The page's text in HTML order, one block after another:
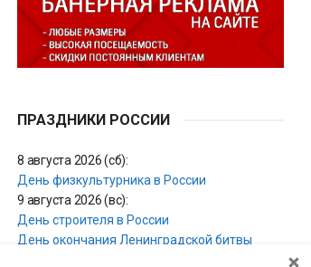
ПРАЗДНИКИ РОССИИ
8 августа 2026 (сб):
День физкультурника в России
9 августа 2026 (вс):
День строителя в России
День окончания Ленинградской битвы